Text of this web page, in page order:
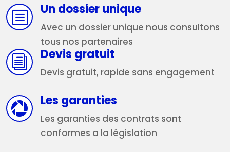
b Un dossier unique
Avec un dossier unique nous consultons
tous nos partenaires
i Devis gratuit
Devis gratuit, rapide sans engagement
 Les garanties
Les garanties des contrats sont
conformes a la législation